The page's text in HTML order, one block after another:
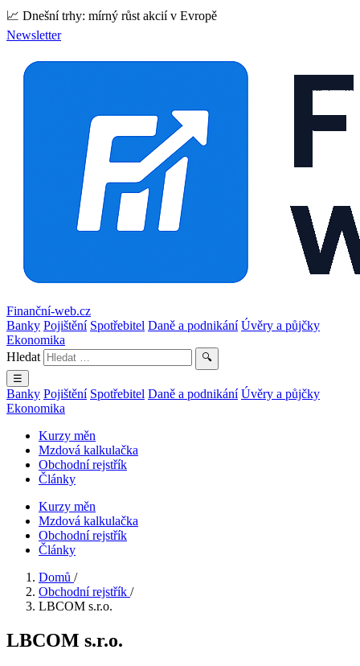
📈 Dnešní trhy: mírný růst akcií v Evropě
Newsletter
Finanční-web.cz
Banky Pojištění Spotřebitel Daně a podnikání Úvěry a půjčky
Ekonomika
Hledat
🔍
☰
Banky Pojištění Spotřebitel Daně a podnikání Úvěry a půjčky
Ekonomika
Kurzy měn
Mzdová kalkulačka
Obchodní rejstřík
Články
Kurzy měn
Mzdová kalkulačka
Obchodní rejstřík
Články
Domů /
Obchodní rejstřík /
LBCOM s.r.o.
LBCOM s.r.o.